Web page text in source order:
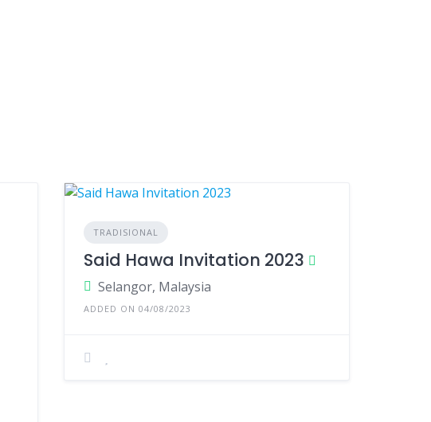
TRADISIONAL
Said Hawa Invitation 2023
Selangor, Malaysia
ADDED ON 04/08/2023